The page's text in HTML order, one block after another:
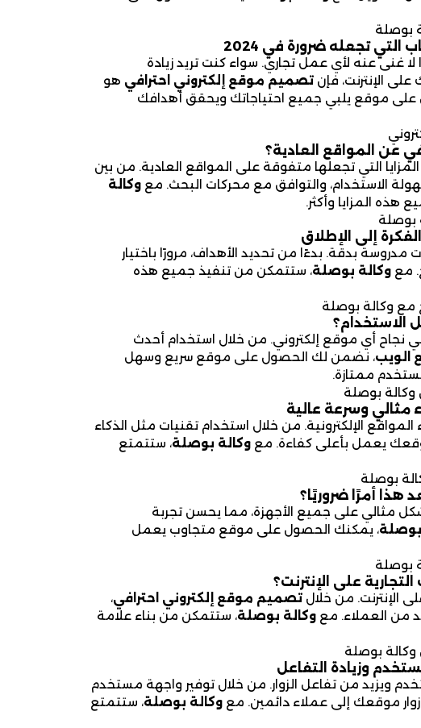
بوصلة
تجعله ضرورة في 2024
أمرًا لا غنى عنه لأي عمل تجاري. سواء كنت تريد زيادة
الإنترنت، فإن تصميم موقع إلكتروني احترافي هو
على موقع يلبي جميع احتياجاتك ويحقق أهدافك
عن المواقع العادية؟
المزايا التي تجعلها متفوقة على المواقع العادية. من بين
الاستخدام، والتوافق مع محركات البحث. مع وكالة
المزايا وأكثر.
بوصلة
إلى الإطلاق
بدقة. بدءًا من تحديد الأهداف، مرورًا باختيار
مع وكالة بوصلة، ستتمكن من تنفيذ جميع هذه
وكالة بوصلة
نجاح أي موقع إلكتروني. من خلال استخدام أحدث
الويب، نضمن لك الحصول على موقع سريع وسهل
ممتازة.
بوصلة
مثالي وسرعة عالية
الإلكترونية. من خلال استخدام تقنيات مثل الذكاء
يعمل بأعلى كفاءة. مع وكالة بوصلة، ستتمتع
بوصلة
هذا أمرًا ضروريًا؟
مثالي على جميع الأجهزة، مما يحسن تجربة
بوصلة، يمكنك الحصول على موقع متجاوب يعمل
بوصلة
على الإنترنت؟
الإنترنت. من خلال تصميم موقع إلكتروني احترافي،
من العملاء. مع وكالة بوصلة، ستتمكن من بناء علامة
بوصلة
وزيادة التفاعل
ويزيد من تفاعل الزوار. من خلال توفير واجهة مستخدم
موقعك إلى عملاء دائمين. مع وكالة بوصلة، ستتمتع